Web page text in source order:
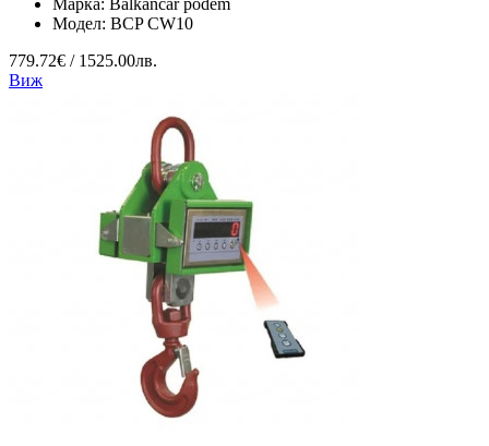
Марка: Balkancar podem
Модел: BCP CW10
779.72€ / 1525.00лв.
Виж